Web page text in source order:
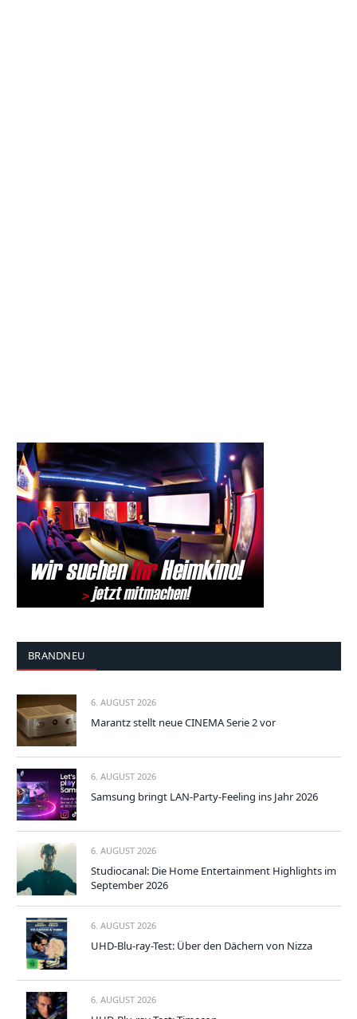
BRANDNEU
6. AUGUST 2026
Marantz stellt neue CINEMA Serie 2 vor
6. AUGUST 2026
Samsung bringt LAN-Party-Feeling ins Jahr 2026
6. AUGUST 2026
Studiocanal: Die Home Entertainment Highlights im
September 2026
6. AUGUST 2026
UHD-Blu-ray-Test: Über den Dächern von Nizza
6. AUGUST 2026